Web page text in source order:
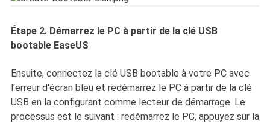
Étape 2. Démarrez le PC à partir de la clé USB
bootable EaseUS
Ensuite, connectez la clé USB bootable à votre PC avec
l'erreur d'écran bleu et redémarrez le PC à partir de la clé
USB en la configurant comme lecteur de démarrage. Le
processus est le suivant : redémarrez le PC, appuyez sur la